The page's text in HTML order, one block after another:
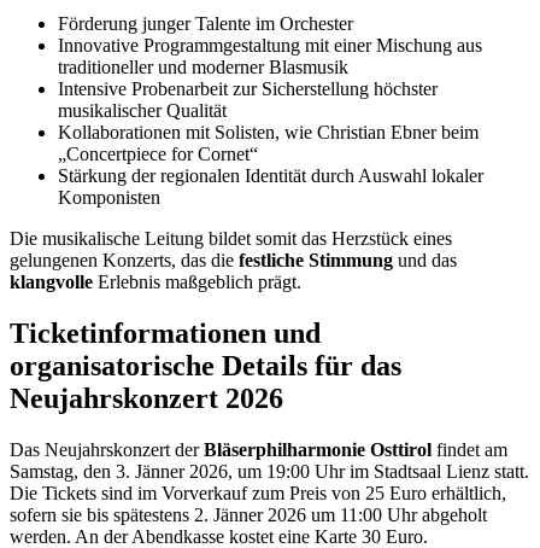
Förderung junger Talente im Orchester
Innovative Programmgestaltung mit einer Mischung aus
traditioneller und moderner Blasmusik
Intensive Probenarbeit zur Sicherstellung höchster
musikalischer Qualität
Kollaborationen mit Solisten, wie Christian Ebner beim
„Concertpiece for Cornet“
Stärkung der regionalen Identität durch Auswahl lokaler
Komponisten
Die musikalische Leitung bildet somit das Herzstück eines
gelungenen Konzerts, das die festliche Stimmung und das
klangvolle Erlebnis maßgeblich prägt.
Ticketinformationen und
organisatorische Details für das
Neujahrskonzert 2026
Das Neujahrskonzert derBläserphilharmonie Osttirol findet am
Samstag, den 3. Jänner 2026, um 19:00 Uhr im Stadtsaal Lienz statt.
Die Tickets sind im Vorverkauf zum Preis von 25 Euro erhältlich,
sofern sie bis spätestens 2. Jänner 2026 um 11:00 Uhr abgeholt
werden. An der Abendkasse kostet eine Karte 30 Euro.